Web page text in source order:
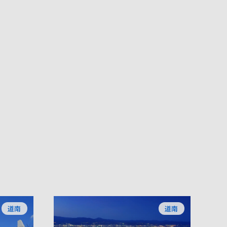
道南 道南